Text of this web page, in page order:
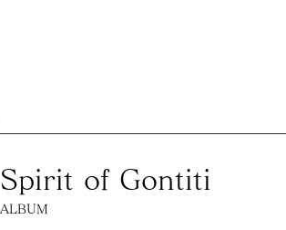
Spirit of Gontiti
ALBUM